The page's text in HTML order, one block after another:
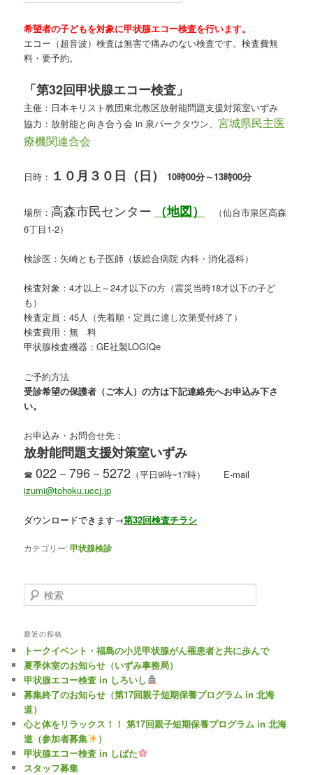
希望者の子どもを対象に甲状腺エコー検査を行います。
エコー（超音波）検査は無害で痛みのない検査です。検査費無
料・要予約。
「第32回甲状腺エコー検査」
主催：日本キリスト教団東北教区放射能問題支援対策室いずみ
協力：放射能と向き合う会 in 泉パークタウン、宮城県民主医
療機関連合会
日時： １０月３０日（日） 10時00分～13時00分
場所： 高森市民センター （地図）
（仙台市泉区高森
6丁目1-2）
検診医：矢崎とも子医師（坂総合病院 内科・消化器科）
検査対象：4才以上～24才以下の方（震災当時18才以下の子ど
も）
検査定員：45人（先着順・定員に達し次第受付終了）
検査費用：無 料
甲状腺検査機器：GE社製LOGIQe
ご予約方法
受診希望の保護者（ご本人）の方は下記連絡先へお申込み下さ
い。
お申込み・お問合せ先：
放射能問題支援対策室いずみ
☎022－796－5272 （平日9時~17時） E-mail
izumi@tohoku.uccj.jp
ダウンロードできます→第32回検査チラシ
カテゴリー:甲状腺検診
検索
最近の投稿
トークイベント・福島の小児甲状腺がん罹患者と共に歩んで
夏季休室のお知らせ（いずみ事務局）
甲状腺エコー検査 in しろいし
募集終了のお知らせ（第17回親子短期保養プログラム in 北海
道）
心と体をリラックス！！ 第17回親子短期保養プログラム in 北海
道（参加者募集
）
甲状腺エコー検査 in しばた
スタッフ募集